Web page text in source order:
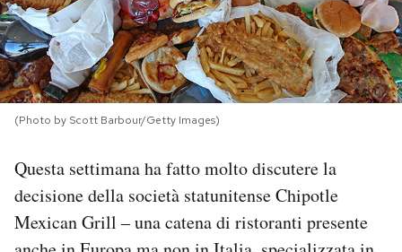
NEWSLETTER
I MIEI PREFERITI
SHOP
CALENDARIO
(Photo by Scott Barbour/Getty Images)
Questa settimana ha fatto molto discutere la
decisione della società statunitense Chipotle
Mexican Grill – una catena di ristoranti presente